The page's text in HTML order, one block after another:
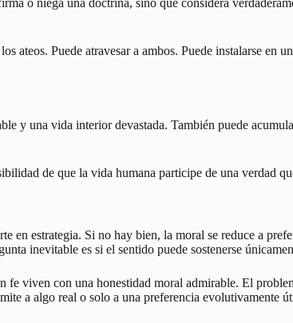
o niega una doctrina, sino qué considera
ateos. Puede atravesar a ambos. Puede instalarse en
y una vida interior devastada. También puede
de que la vida humana participe de una verdad
en estrategia. Si no hay bien, la moral se reduce a
inevitable es si el sentido puede sostenerse
fe viven con una honestidad moral admirable. El
a algo real o solo a una preferencia evolutivamente